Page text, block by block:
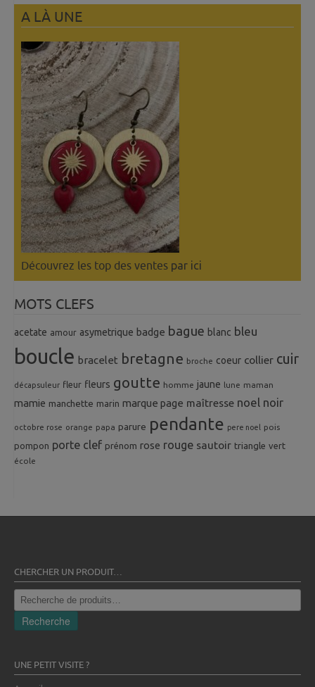
A LÀ UNE
Découvrez les top des ventes par ici
MOTS CLEFS
acetate amour asymetrique badge bague blanc bleu
boucle bracelet bretagne broche coeur collier cuir
décapsuleur fleur fleurs goutte homme jaune lune maman
mamie manchette marin marque page maîtresse noel noir
octobre rose orange papa parure pendante pere noel pois
pompon porte clef prénom rose rouge sautoir triangle vert
école
CHERCHER UN PRODUIT…
Recherche
pour :
Recherche
UNE PETIT VISITE ?